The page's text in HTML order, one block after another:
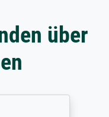
über